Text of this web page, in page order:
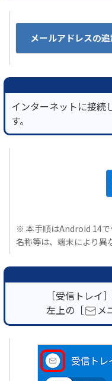
メールアドレスの
インターネットに接
す。
※ 本手順はAndroid 14で
名称等は、端末により異
［受信トレイ
左上の［
メ